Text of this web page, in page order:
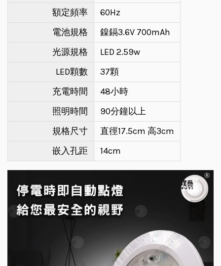
額定頻率
60Hz
電池規格
鎳鎘3.6V 700mAh
光源規格
LED 2.59w
LED顆數
37顆
充電時間
48小時
照明時間
90分鐘以上
規格尺寸
直徑17.5cm 高3cm
嵌入孔距
14cm